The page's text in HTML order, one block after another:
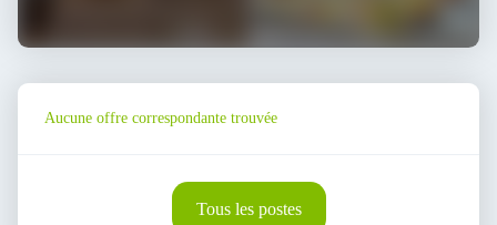
Aucune offre correspondante trouvée
Tous les postes